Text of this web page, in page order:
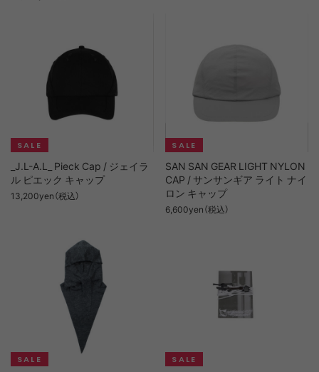
_J.L-A.L_ Pieck Cap / ジェイラ
ル ピエック キャップ
13,200yen（税込）
SAN SAN GEAR LIGHT NYLON
CAP / サンサンギア ライト ナイ
ロン キャップ
6,600yen（税込）